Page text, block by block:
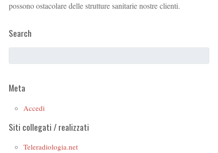
possono ostacolare delle strutture sanitarie nostre clienti.
Search
Meta
Accedi
Siti collegati / realizzati
Teleradiologia.net